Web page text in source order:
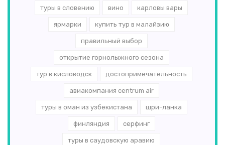
туры в словению вино карловы вары
ярмарки купить тур в малайзию
правильный выбор
открытие горнолыжного сезона
тур в кисловодск достопримечательность
авиакомпания centrum air
туры в оман из узбекистана шри-ланка
финляндия серфинг
туры в саудовскую аравию